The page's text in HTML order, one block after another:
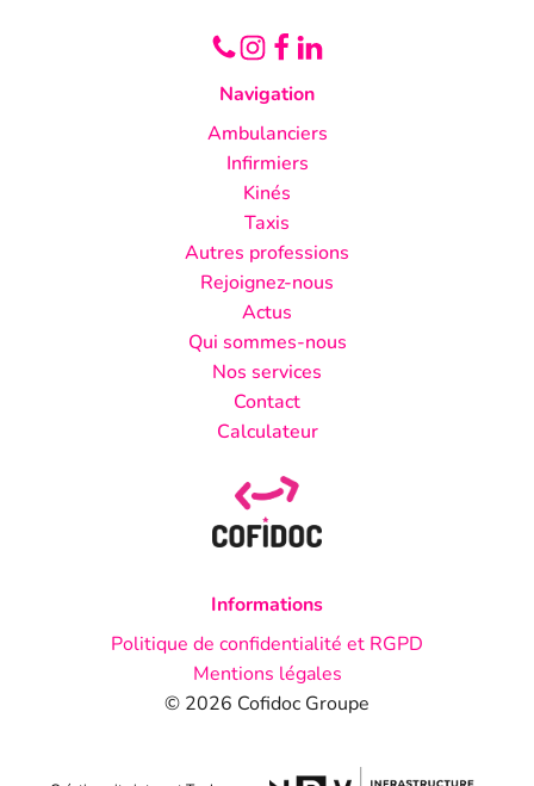
Navigation
Ambulanciers
Infirmiers
Kinés
Taxis
Autres professions
Rejoignez-nous
Actus
Qui sommes-nous
Nos services
Contact
Calculateur
Informations
Politique de confidentialité et RGPD
Mentions légales
© 2026 Cofidoc Groupe